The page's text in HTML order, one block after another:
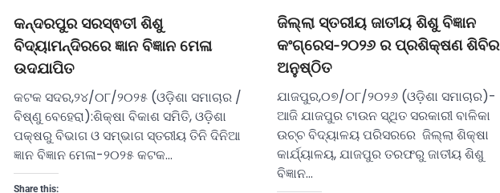
କନ୍ଦରପୁର ସରସ୍ଵତୀ ଶିଶୁ
ବିଦ୍ୟାମନ୍ଦିରରେ ଜ୍ଞାନ ବିଜ୍ଞାନ ମେଳା
ଉଦଯାପିତ
କଟକ ସଦର,୨୪/୦୮/୨୦୨୫ (ଓଡ଼ିଶା ସମାଚାର /
ବିଷ୍ଣୁ ବେହେରା):ଶିକ୍ଷା ବିକାଶ ସମିତି, ଓଡ଼ିଶା
ପକ୍ଷରୁ ବିଭାଗ ଓ ସମ୍ଭାଗ ସ୍ତରୀୟ ତିନି ଦିନିଆ
ଜ୍ଞାନ ବିଜ୍ଞାନ ମେଳା-୨୦୨୫ କଟକ…
Share this:
ଜିଲ୍ଲା ସ୍ତରୀୟ ଜାତୀୟ ଶିଶୁ ବିଜ୍ଞାନ
କଂଗ୍ରେସ-୨୦୨୬ ର ପ୍ରଶିକ୍ଷଣ ଶିବିର
ଅନୁଷ୍ଠିତ
ଯାଜପୁର,୦୭/୦୮/୨୦୨୬ (ଓଡ଼ିଶା ସମାଚାର)-
ଆଜି ଯାଜପୁର ଟାଉନ ସ୍ଥିତ ସରକାରୀ ବାଳିକା
ଉଚ୍ଚ ବିଦ୍ୟାଳୟ ପରିସରରେ ଜିଲ୍ଲା ଶିକ୍ଷା
କାର୍ଯ୍ୟାଳୟ, ଯାଜପୁର ତରଫରୁ ଜାତୀୟ ଶିଶୁ
ବିଜ୍ଞାନ…